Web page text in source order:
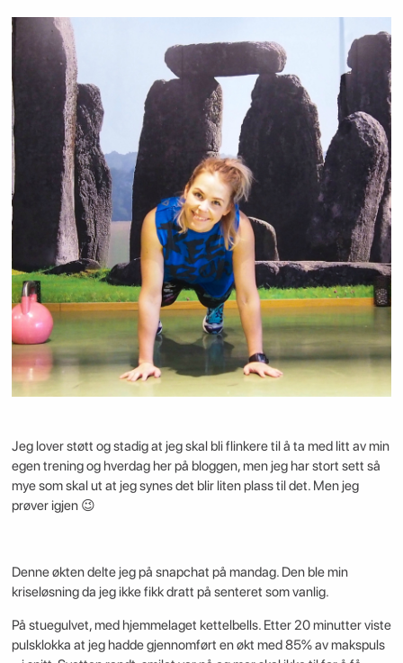
Jeg lover støtt og stadig at jeg skal bli flinkere til å ta med litt av min
egen trening og hverdag her på bloggen, men jeg har stort sett så
mye som skal ut at jeg synes det blir liten plass til det. Men jeg
prøver igjen 😉
Denne økten delte jeg på snapchat på mandag. Den ble min
kriseløsning da jeg ikke fikk dratt på senteret som vanlig.
På stuegulvet, med hjemmelaget kettelbells. Etter 20 minutter viste
pulsklokka at jeg hadde gjennomført en økt med 85% av makspuls